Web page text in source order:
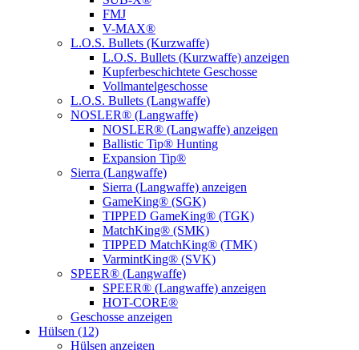
FMJ
V-MAX®
L.O.S. Bullets (Kurzwaffe)
L.O.S. Bullets (Kurzwaffe) anzeigen
Kupferbeschichtete Geschosse
Vollmantelgeschosse
L.O.S. Bullets (Langwaffe)
NOSLER® (Langwaffe)
NOSLER® (Langwaffe) anzeigen
Ballistic Tip® Hunting
Expansion Tip®
Sierra (Langwaffe)
Sierra (Langwaffe) anzeigen
GameKing® (SGK)
TIPPED GameKing® (TGK)
MatchKing® (SMK)
TIPPED MatchKing® (TMK)
VarmintKing® (SVK)
SPEER® (Langwaffe)
SPEER® (Langwaffe) anzeigen
HOT-CORE®
Geschosse anzeigen
Hülsen (12)
Hülsen anzeigen